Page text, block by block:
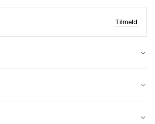
Tilmeld